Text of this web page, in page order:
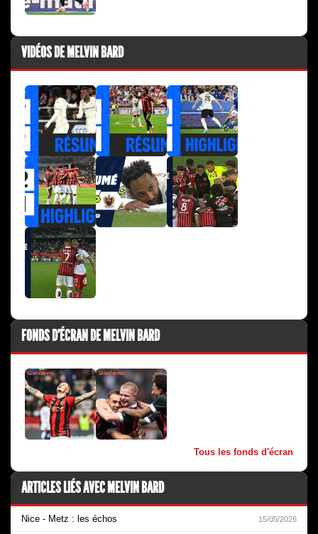
VIDÉOS DE MELVIN BARD
FONDS D'ÉCRAN DE MELVIN BARD
Tous les fonds d'écran
ARTICLES LIÉS AVEC MELVIN BARD
Nice - Metz : les échos 15/05/2026